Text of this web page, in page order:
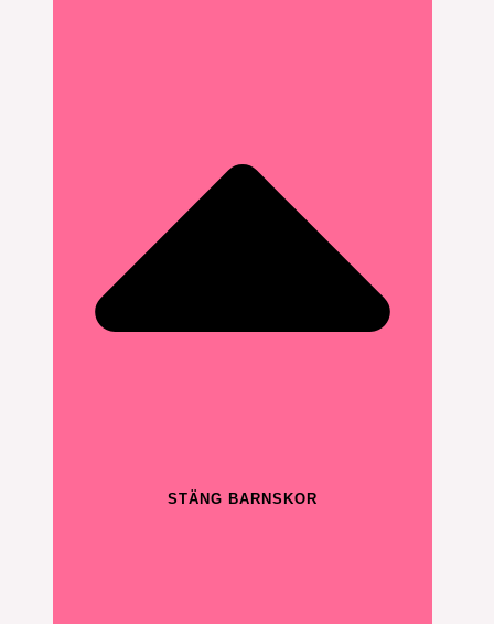
STÄNG BARNSKOR